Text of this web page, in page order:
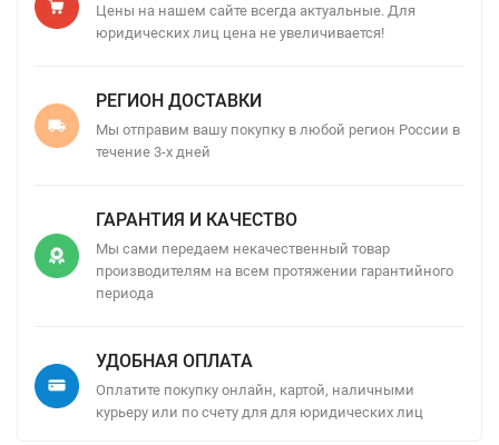
Цены на нашем сайте всегда актуальные. Для
юридических лиц цена не увеличивается!
РЕГИОН ДОСТАВКИ
Мы отправим вашу покупку в любой регион России в
течение 3-х дней
ГАРАНТИЯ И КАЧЕСТВО
Мы сами передаем некачественный товар
производителям на всем протяжении гарантийного
периода
УДОБНАЯ ОПЛАТА
Оплатите покупку онлайн, картой, наличными
курьеру или по счету для для юридических лиц